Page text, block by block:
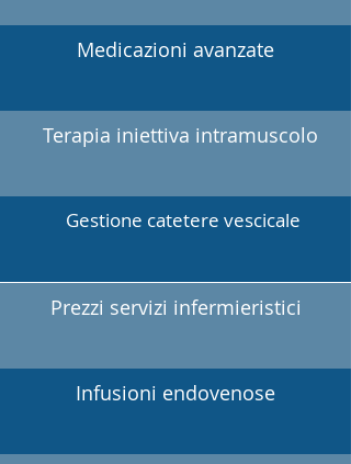
Medicazioni avanzate
Terapia iniettiva intramuscolo
Gestione catetere vescicale
Prezzi servizi infermieristici
Infusioni endovenose